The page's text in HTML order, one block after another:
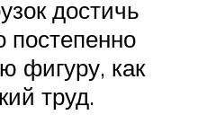
достичь
постепенно
фигуру, как
труд.